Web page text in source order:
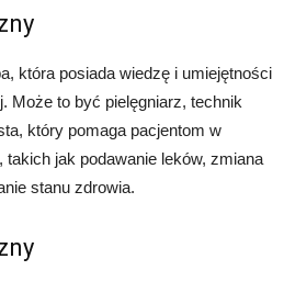
która posiada wiedzę i umiejętności
Może to być pielęgniarz, technik
który pomaga pacjentom w
jak podawanie leków, zmiana
stanu zdrowia.